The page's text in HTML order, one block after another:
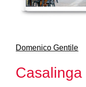
Domenico Gentile
Casalinga